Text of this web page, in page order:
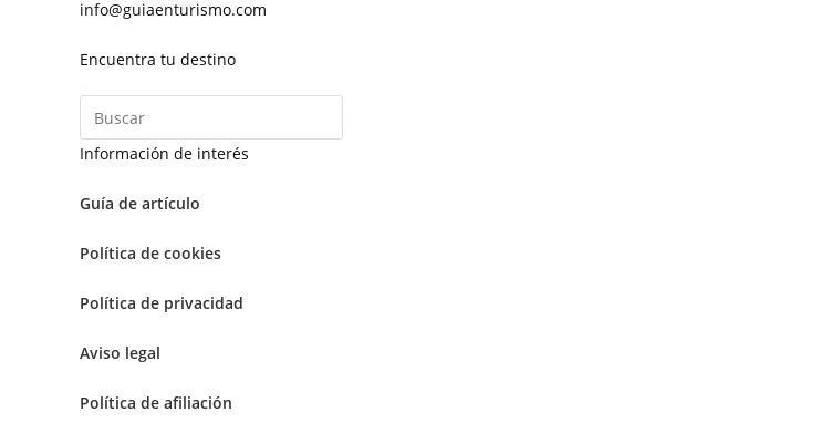
info@guiaenturismo.com
Encuentra tu destino
Información de interés
Guía de artículo
Política de cookies
Política de privacidad
Aviso legal
Política de afiliación